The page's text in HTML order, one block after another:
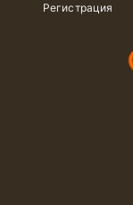
Регистрация